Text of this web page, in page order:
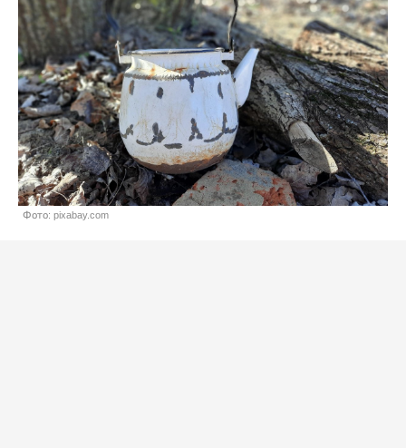
Фото: pixabay.com